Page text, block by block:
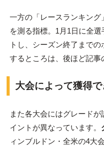
一方の「レースランキング
を測る指標。1月1日に全
トし、シーズン終了まで
するところは、後ほど記事
大会によって獲得
また各大会にはグレード
イントが異なっています。
ィンブルドン・全米の4大